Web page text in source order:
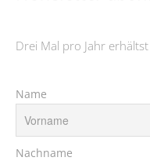
Drei Mal pro Jahr
Name
Nachname